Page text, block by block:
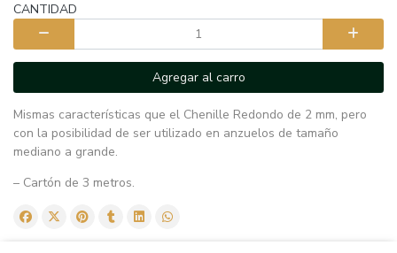
CANTIDAD
Agregar al carro
Mismas características que el Chenille Redondo de 2 mm, pero
con la posibilidad de ser utilizado en anzuelos de tamaño
mediano a grande.
– Cartón de 3 metros.